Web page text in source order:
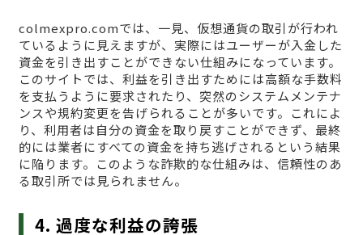
colmexpro.comでは、一見、仮想通貨の取引が行われ
ているように見えますが、実際にはユーザーが入金した
資金を引き出すことができない仕組みになっています。
このサイトでは、利益を引き出すためには高額な手数料
を支払うように要求されたり、突然のシステムメンテナ
ンスや規約変更を告げられることが多いです。これによ
り、利用者は自分の資金を取り戻すことができず、最終
的には業者にすべての資金を持ち逃げされるという結果
に陥ります。このような詐欺的な仕組みは、信頼性のあ
る取引所では見られません。
4. 過度な利益の誇張